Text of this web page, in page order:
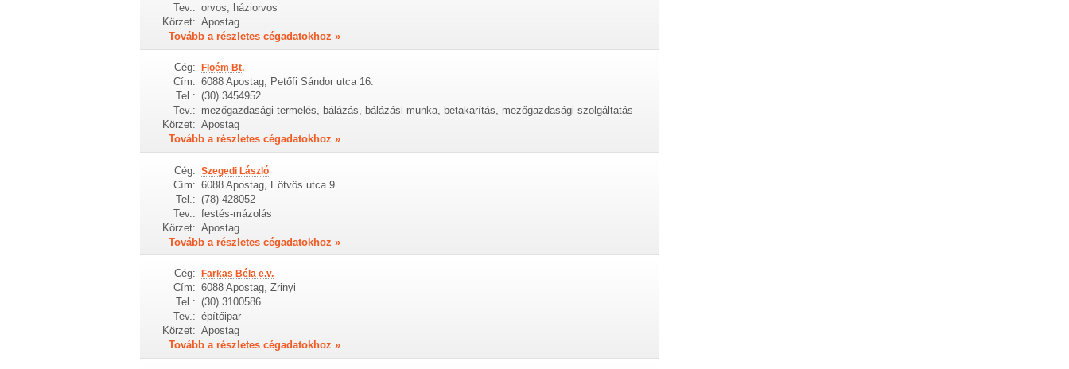
Tev.: orvos, háziorvos
Körzet: Apostag
Tovább a részletes cégadatokhoz »
Cég: Floém Bt.
Cím: 6088 Apostag, Petőfi Sándor utca 16.
Tel.: (30) 3454952
Tev.: mezőgazdasági termelés, bálázás, bálázási munka, betakarítás, mezőgazdasági szolgáltatás
Körzet: Apostag
Tovább a részletes cégadatokhoz »
Cég: Szegedi László
Cím: 6088 Apostag, Eötvös utca 9
Tel.: (78) 428052
Tev.: festés-mázolás
Körzet: Apostag
Tovább a részletes cégadatokhoz »
Cég: Farkas Béla e.v.
Cím: 6088 Apostag, Zrinyi
Tel.: (30) 3100586
Tev.: építőipar
Körzet: Apostag
Tovább a részletes cégadatokhoz »